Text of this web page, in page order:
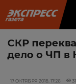
СКР
дело о ЧП в
17 ОКТЯБРЯ 2018, 17:26